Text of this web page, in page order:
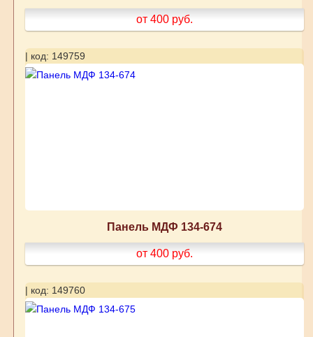
от 400 руб.
| код: 149759
Панель МДФ 134-674
от 400 руб.
| код: 149760